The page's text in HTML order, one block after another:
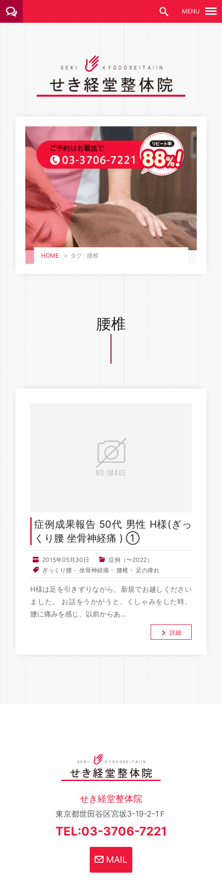
HOME > タグ : 腰椎
腰椎
症例成果報告 50代 男性 H様(ぎっ
くり腰 坐骨神経痛 ) ①
2015年05月30日
症例（〜2022）
ぎっくり腰 ・坐骨神経痛 ・ 腰椎 ・ 足の痺れ
H様は足を引きずりながら、新規でお越しください
ました。 お話をうかがうと、くしゃみをした時、
腰に痛みを感じ、以前からあ…
詳細
せき経堂整体院
東京都世田谷区宮坂3-19-2-1Ｆ
TEL:03-3706-7221
MAIL